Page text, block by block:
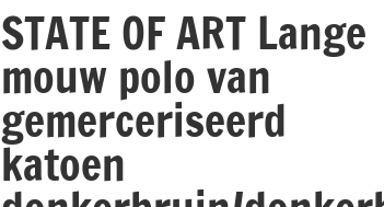
STATE OF ART Lange
mouw polo van
gemerceriseerd
katoen